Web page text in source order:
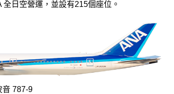
日空營運，並設有215個座位。
音 787-9